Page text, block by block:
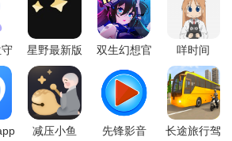
初期，优先升级角色的生命值和防御
升级。
人的攻击方式和弱点，制定有效的战斗
星野最新版
双生幻想官
咩时间
减压小鱼
先锋影音
长途旅行驾